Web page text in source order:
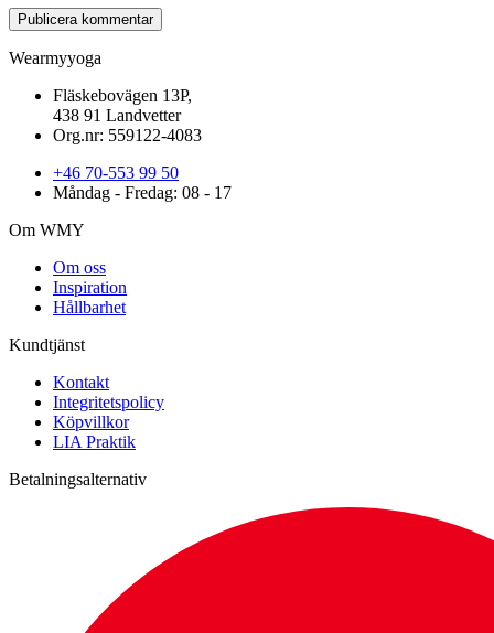
Wearmyyoga
Fläskebovägen 13P,
438 91 Landvetter
Org.nr: 559122-4083
+46 70-553 99 50
Måndag - Fredag: 08 - 17
Om WMY
Om oss
Inspiration
Hållbarhet
Kundtjänst
Kontakt
Integritetspolicy
Köpvillkor
LIA Praktik
Betalningsalternativ